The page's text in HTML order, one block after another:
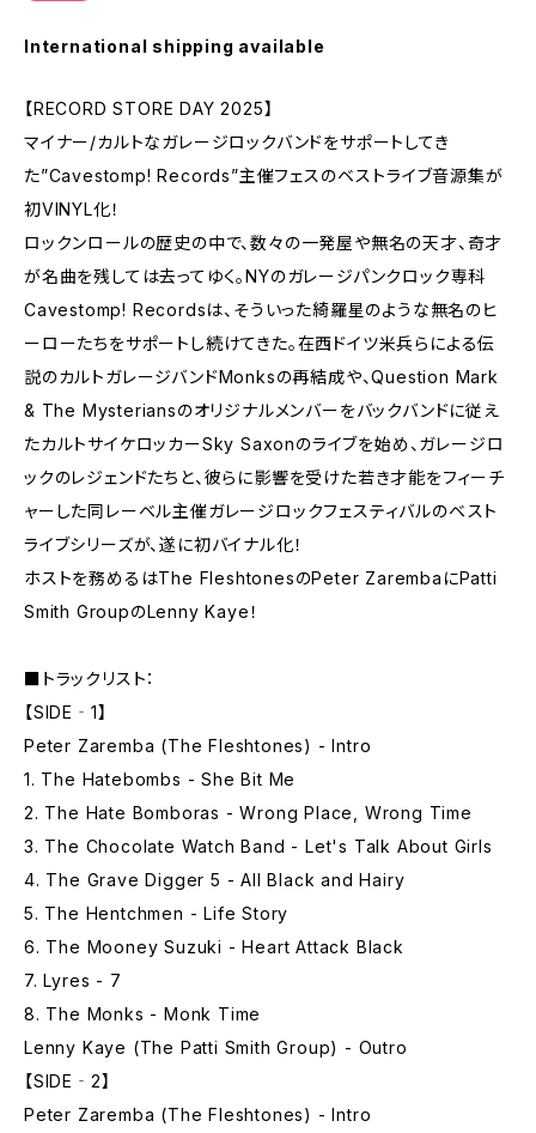
International shipping available
【RECORD STORE DAY 2025】
マイナー/カルトなガレージロックバンドをサポートしてき
た”Cavestomp! Records”主催フェスのベストライブ音源集が
初VINYL化！
ロックンロールの歴史の中で、数々の一発屋や無名の天才、奇才
が名曲を残しては去ってゆく。NYのガレージパンクロック専科
Cavestomp! Recordsは、そういった綺羅星のような無名のヒ
ーローたちをサポートし続けてきた。在西ドイツ米兵らによる伝
説のカルトガレージバンドMonksの再結成や、Question Mark
& The Mysteriansのオリジナルメンバーをバックバンドに従え
たカルトサイケロッカーSky Saxonのライブを始め、ガレージロ
ックのレジェンドたちと、彼らに影響を受けた若き才能をフィーチ
ャーした同レーベル主催ガレージロックフェスティバルのベスト
ライブシリーズが、遂に初バイナル化！
ホストを務めるはThe FleshtonesのPeter ZarembaにPatti
Smith GroupのLenny Kaye！
■トラックリスト：
【SIDE‐1】
Peter Zaremba (The Fleshtones) - Intro
1. The Hatebombs - She Bit Me
2. The Hate Bomboras - Wrong Place, Wrong Time
3. The Chocolate Watch Band - Let's Talk About Girls
4. The Grave Digger 5 - All Black and Hairy
5. The Hentchmen - Life Story
6. The Mooney Suzuki - Heart Attack Black
7. Lyres - 7
8. The Monks - Monk Time
Lenny Kaye (The Patti Smith Group) - Outro
【SIDE‐2】
Peter Zaremba (The Fleshtones) - Intro